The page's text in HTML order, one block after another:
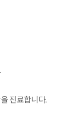
진료합니다.